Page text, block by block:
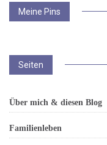
Meine Pins
Seiten
Über mich & diesen Blog
Familienleben